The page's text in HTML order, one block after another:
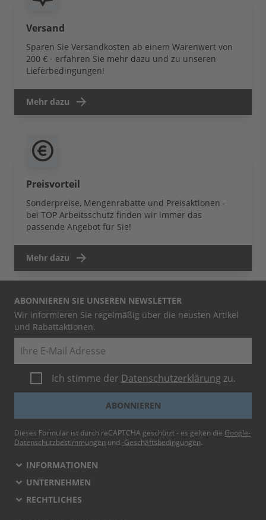
Versand
Sparen Sie Versandkosten ab einem Warenwert von
200 € - erfahren Sie mehr dazu und zu unseren
Lieferbedingungen!
Mehr dazu
Preisvorteil
Sonderpreise, Mengenrabatte und Preisaktionen -
bei TOP Arbeitsschutz finden wir immer das
passende Angebot für Sie!
Mehr dazu
ABONNIEREN SIE UNSEREN NEWSLETTER
Wir informieren Sie regelmäßig über die neusten Artikel
und Rabattaktionen.
Ich stimme der Datenschutzerklärung zu.
ABONNIEREN
Dieses Formular ist durch reCAPTCHA geschützt - es gelten die Google-
Datenschutzbestimmungen und -Geschäftsbedingungen.
INFORMATIONEN
UNTERNEHMEN
RECHTLICHES